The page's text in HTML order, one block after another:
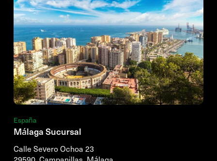
España
Málaga Sucursal
Calle Severo Ochoa 23